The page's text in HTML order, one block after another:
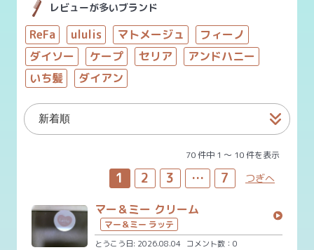
レビューが多いブランド
ReFa ululis マトメージュ
フィーノ
ダイソー
ケープ セリア
アンドハニー
いち髪
ダイアン
70 件中 1 〜 10 件を表示
1 2 3 … 7 つぎへ
マー＆ミー クリーム
マー＆ミー ラッテ
とうこう日: 2026.08.04 コメント数：0